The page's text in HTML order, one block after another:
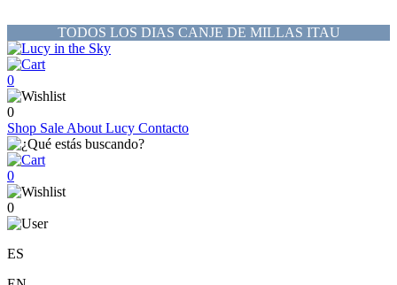
TODOS LOS DIAS CANJE DE MILLAS ITAU
0
0
Shop Sale About Lucy Contacto
0
0
ES